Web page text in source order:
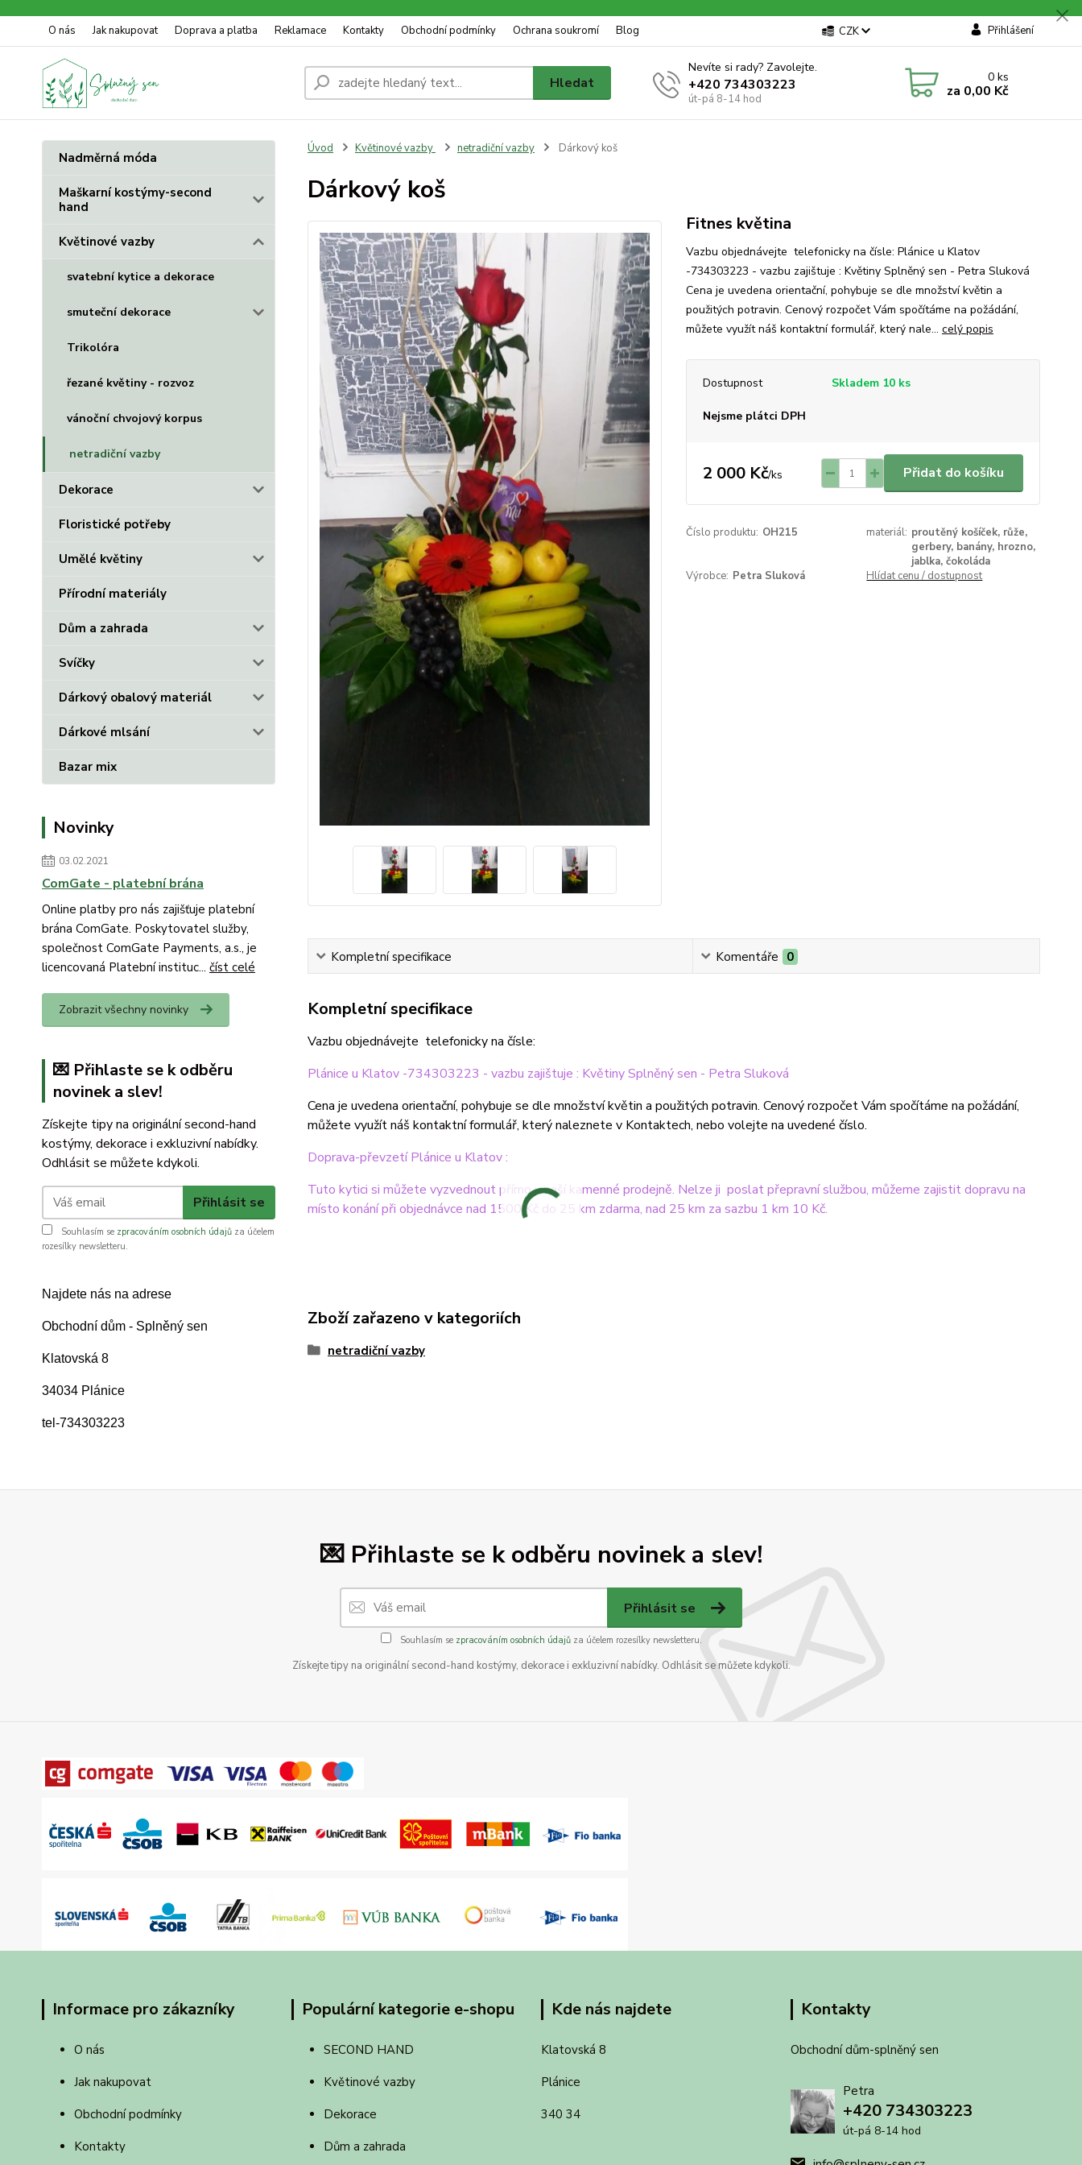
O nás Jak nakupovat Doprava a platba Reklamace Kontakty Obchodní podmínky Ochrana soukromí Blog CZK Přihlášení
Hledat
Nevíte si rady? Zavolejte.
+420 734303223
út-pá 8-14 hod
0ks
za 0,00 Kč
Nadměrná móda
Maškarní kostýmy-second
hand
Květinové vazby
svatební kytice a dekorace
smuteční dekorace
Trikolóra
řezané květiny - rozvoz
vánoční chvojový korpus
netradiční vazby
Dekorace
Floristické potřeby
Umělé květiny
Přírodní materiály
Dům a zahrada
Svíčky
Dárkový obalový materiál
Dárkové mlsání
Bazar mix
Novinky
03.02.2021
ComGate - platební brána
Online platby pro nás zajišťuje platební
brána ComGate. Poskytovatel služby,
společnost ComGate Payments, a.s., je
licencovaná Platební instituc... číst celé
Zobrazit všechny novinky
💌 Přihlaste se k odběru
novinek a slev!
Získejte tipy na originální second-hand
kostýmy, dekorace i exkluzivní nabídky.
Odhlásit se můžete kdykoli.
Přihlásit se
Souhlasím se zpracováním osobních údajů za účelem
rozesílky newsletteru.
Najdete nás na adrese
Obchodní dům - Splněný sen
Klatovská 8
34034 Plánice
tel-734303223
Úvod Květinové vazby netradiční vazby Dárkový koš
Dárkový koš
Fitnes květina
Vazbu objednávejte telefonicky na čísle: Plánice u Klatov
-734303223 - vazbu zajištuje : Květiny Splněný sen - Petra Sluková
Cena je uvedena orientační, pohybuje se dle množství květin a
použitých potravin. Cenový rozpočet Vám spočítáme na požádání,
můžete využít náš kontaktní formulář, který nale... celý popis
Dostupnost Skladem 10 ks
Nejsme plátci DPH
2 000 Kč/ks Přidat do košíku
Číslo produktu: OH215 materiál: proutěný košíček, růže,
gerbery, banány, hrozno,
jablka, čokoláda
Výrobce: Petra Sluková Hlídat cenu / dostupnost
Kompletní specifikace Komentáře 0
Kompletní specifikace
Vazbu objednávejte telefonicky na čísle:
Plánice u Klatov -734303223 - vazbu zajištuje : Květiny Splněný sen - Petra Sluková
Cena je uvedena orientační, pohybuje se dle množství květin a použitých potravin. Cenový rozpočet Vám spočítáme na požádání,
můžete využít náš kontaktní formulář, který naleznete v Kontaktech, nebo volejte na uvedené číslo.
Doprava-převzetí Plánice u Klatov :
Tuto kytici si můžete vyzvednout přímo v naší kamenné prodejně. Nelze ji poslat přepravní službou, můžeme zajistit dopravu na
místo konání při objednávce nad 1500 Kč do 25 km zdarma, nad 25 km za sazbu 1 km 10 Kč.
Zboží zařazeno v kategoriích
netradiční vazby
💌 Přihlaste se k odběru novinek a slev!
Přihlásit se
Souhlasím se zpracováním osobních údajůza účelem rozesílky newsletteru.
Získejte tipy na originální second-hand kostýmy, dekorace i exkluzivní nabídky. Odhlásit se můžete kdykoli.
Informace pro zákazníky
O nás
Jak nakupovat
Obchodní podmínky
Kontakty
Populární kategorie e-shopu
SECOND HAND
Květinové vazby
Dekorace
Dům a zahrada
Kde nás najdete
Klatovská 8
Plánice
340 34
Kontakty
Obchodní dům-splněný sen
Petra
+420 734303223
út-pá 8-14 hod